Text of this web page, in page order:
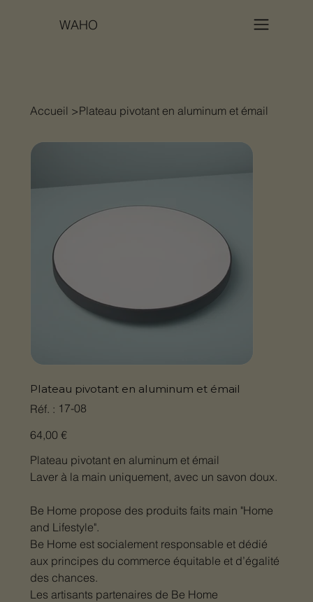
WAHO
Accueil >Plateau pivotant en aluminum et émail
Plateau pivotant en aluminum et émail
Réf. :
SKU
17-
17-08
Prix
64,00 €
Plateau pivotant en aluminum et émail
Laver à la main uniquement, avec un savon doux.
Be Home propose des produits faits main "Home
and Lifestyle".
Be Home est socialement responsable et dédié
aux principes du commerce équitable et d’égalité
des chances.
Les artisants partenaires de Be Home